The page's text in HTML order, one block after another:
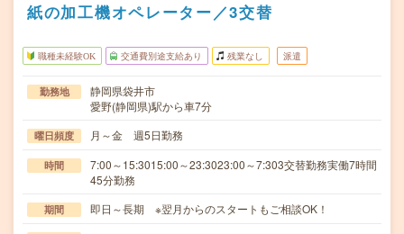
紙の加工機オペレーター／3交替
職種未経験OK 交通費別途支給あり 残業なし 派遣
勤務地
静岡県袋井市
愛野(静岡県)駅から車7分
曜日頻度 月～金 週5日勤務
時間
7:00～15:3015:00～23:3023:00～7:303交替勤務実働7時間
45分勤務
期間 即日～長期 ※翌月からのスタートもご相談OK！